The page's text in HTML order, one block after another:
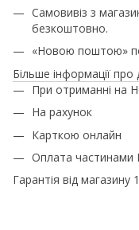
Самовивіз з
безкоштовно.
«Новою поштою»
Більше інформації про
При отриманні на
На рахунок
Карткою онлайн
Оплата частинами
Гарантія від магазину